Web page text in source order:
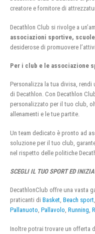
creatore e fornitore di
Decathlon Club si rivolge a
associazioni sportive,
desiderose di promuovere
Per i club e le associazione
Personalizza la tua divisa,
di Decathlon. Con Decathlon
personalizzato per il tuo club,
allenamenti e le tue partite.
Un team dedicato è pronto ad
soluzione per il tuo club,
nel rispetto delle politiche
SCEGLI IL TUO SPORT ED
DecathlonClub offre una vasta
praticanti di Basket, Beach sport,
Pallanuoto, Pallavolo, Running,
Inoltre potrai trovare un offerta